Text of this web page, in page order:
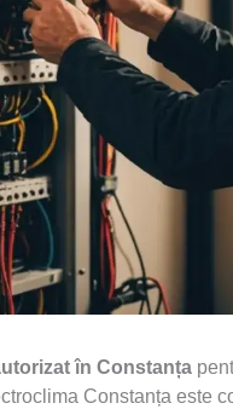
în Constanța
Constanța este